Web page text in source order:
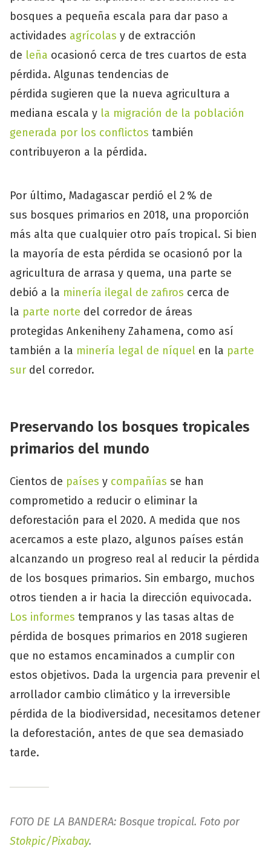
bosques a pequeña escala para dar paso a
actividades agrícolas y de extracción
de leña ocasionó cerca de tres cuartos de esta
pérdida. Algunas tendencias de
pérdida sugieren que la nueva agricultura a
mediana escala y la migración de la población
generada por los conflictos también
contribuyeron a la pérdida.
Por último, Madagascar perdió el 2 % de
sus bosques primarios en 2018, una proporción
más alta que cualquier otro país tropical. Si bien
la mayoría de esta pérdida se ocasionó por la
agricultura de arrasa y quema, una parte se
debió a la minería ilegal de zafiros cerca de
la parte norte del corredor de áreas
protegidas Ankeniheny Zahamena, como así
también a la minería legal de níquel en la parte
sur del corredor.
Preservando los bosques tropicales
primarios del mundo
Cientos de países y compañías se han
comprometido a reducir o eliminar la
deforestación para el 2020. A medida que nos
acercamos a este plazo, algunos países están
alcanzando un progreso real al reducir la pérdida
de los bosques primarios. Sin embargo, muchos
otros tienden a ir hacia la dirección equivocada.
Los informes tempranos y las tasas altas de
pérdida de bosques primarios en 2018 sugieren
que no estamos encaminados a cumplir con
estos objetivos. Dada la urgencia para prevenir el
arrollador cambio climático y la irreversible
pérdida de la biodiversidad, necesitamos detener
la deforestación, antes de que sea demasiado
tarde.
FOTO DE LA BANDERA: Bosque tropical. Foto por
Stokpic/Pixabay.